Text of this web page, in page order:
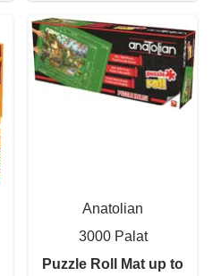
Anatolian
3000 Palat
Puzzle Roll Mat up to